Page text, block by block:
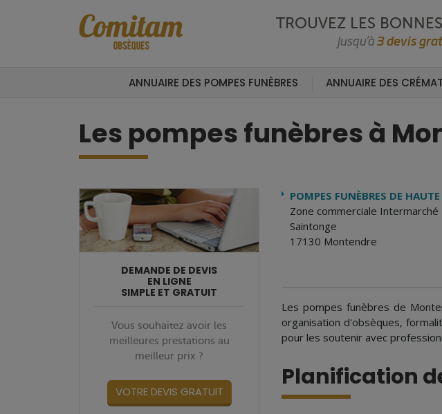
TROUVEZ LES
Jusqu’à3 devis
ANNUAIRE DES POMPES FUNÈBRES ANNUAIRE DES
Les pompes funèbres à
Les pompes funèbres de
organisation d'obsèques,
pour les soutenir avec
Planification
POMPES FUNÈBRES DE
Zone commerciale
Saintonge
17130 Montendre
DEMANDE DE DEVIS
EN LIGNE
SIMPLE ET GRATUIT
Vous souhaitez avoir les
meilleures prestations au
meilleur prix ?
VOTRE DEVIS GRATUIT